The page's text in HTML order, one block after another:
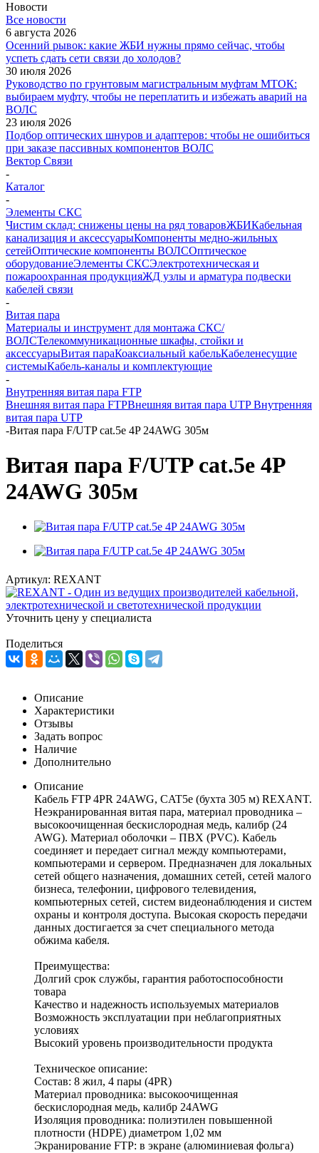
Новости
Все новости
6 августа 2026
Осенний рывок: какие ЖБИ нужны прямо сейчас, чтобы
успеть сдать сети связи до холодов?
30 июля 2026
Руководство по грунтовым магистральным муфтам МТОК:
выбираем муфту, чтобы не переплатить и избежать аварий на
ВОЛС
23 июля 2026
Подбор оптических шнуров и адаптеров: чтобы не ошибиться
при заказе пассивных компонентов ВОЛС
Вектор Связи
-
Каталог
-
Элементы СКС
Чистим склад: снижены цены на ряд товаровЖБИКабельная
канализация и аксессуарыКомпоненты медно-жильных
сетейОптические компоненты ВОЛСОптическое
оборудованиеЭлементы СКСЭлектротехническая и
пожароохранная продукцияЖД узлы и арматура подвески
кабелей связи
-
Витая пара
Материалы и инструмент для монтажа СКС/
ВОЛСТелекоммуникационные шкафы, стойки и
аксессуарыВитая параКоаксиальный кабельКабеленесущие
системыКабель-каналы и комплектующие
-
Внутренняя витая пара FTP
Внешняя витая пара FTPВнешняя витая пара UTPВнутренняя
витая пара UTP
-Витая пара F/UTP cat.5e 4P 24AWG 305м
Витая пара F/UTP cat.5e 4P
24AWG 305м
Артикул: REXANT
Уточнить цену у специалиста
Поделиться
Описание
Характеристики
Отзывы
Задать вопрос
Наличие
Дополнительно
Описание
Кабель FTP 4PR 24AWG, CAT5e (бухта 305 м) REXANT.
Неэкранированная витая пара, материал проводника –
высокоочищенная бескислородная медь, калибр (24
AWG). Материал оболочки – ПВХ (PVC). Кабель
соединяет и передает сигнал между компьютерами,
компьютерами и сервером. Предназначен для локальных
сетей общего назначения, домашних сетей, сетей малого
бизнеса, телефонии, цифрового телевидения,
компьютерных сетей, систем видеонаблюдения и систем
охраны и контроля доступа. Высокая скорость передачи
данных достигается за счет специального метода
обжима кабеля.
Преимущества:
Долгий срок службы, гарантия работоспособности
товара
Качество и надежность используемых материалов
Возможность эксплуатации при неблагоприятных
условиях
Высокий уровень производительности продукта
Техническое описание:
Состав: 8 жил, 4 пары (4PR)
Материал проводника: высокоочищенная
бескислородная медь, калибр 24AWG
Изоляция проводника: полиэтилен повышенной
плотности (HDPE) диаметром 1,02 мм
Экранирование FTP: в экране (алюминиевая фольга)